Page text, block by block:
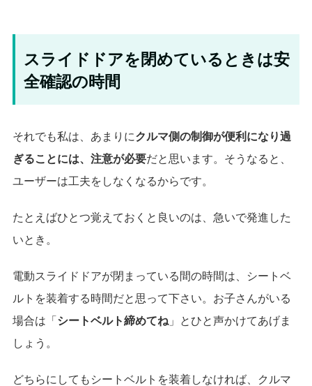
スライドドアを閉めているときは安
全確認の時間
それでも私は、あまりにクルマ側の制御が便利になり過
ぎることには、注意が必要だと思います。そうなると、
ユーザーは工夫をしなくなるからです。
たとえばひとつ覚えておくと良いのは、急いで発進した
いとき。
電動スライドドアが閉まっている間の時間は、シートベ
ルトを装着する時間だと思って下さい。お子さんがいる
場合は「 シートベルト締めてね 」とひと声かけてあげま
しょう。
どちらにしてもシートベルトを装着しなければ、クルマ